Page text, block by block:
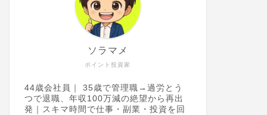
ポイント投資家
ソラマメ
44歳会社員｜ 35歳で管理職→過労とう
つで退職、年収100万減の絶望から再出
発｜スキマ時間で仕事・副業・投資を回